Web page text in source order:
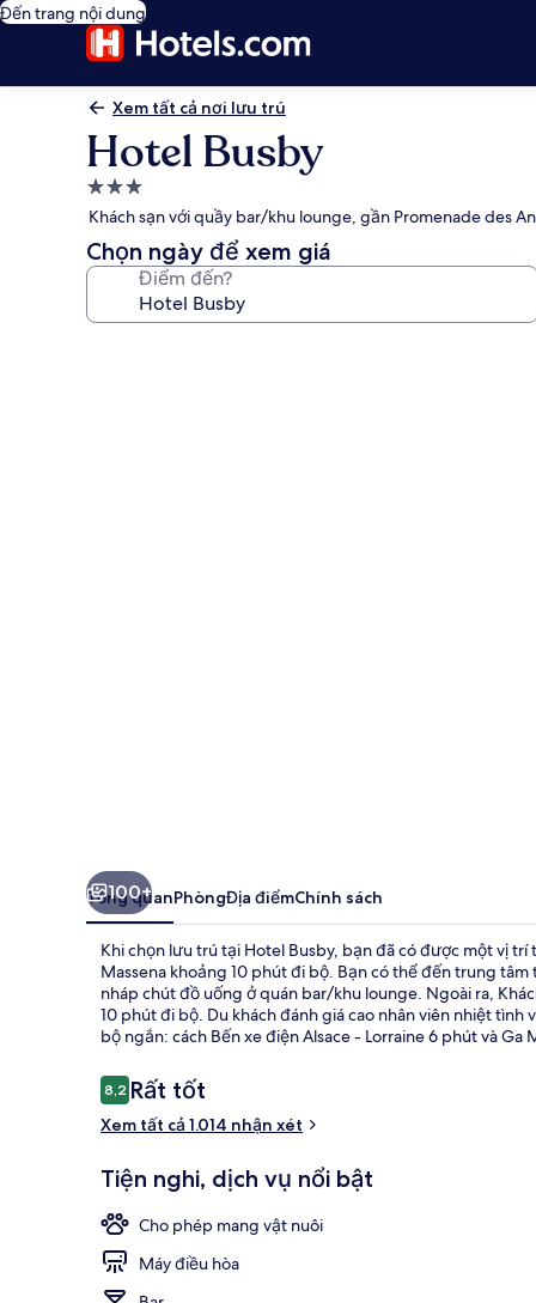
Đến trang nội dung
Xem tất cả nơi lưu trú
Hotel Busby
Nơi
lưu
trú
3.0
Khách sạn với quầy bar/khu lounge, gần Promenade des
Chọn ngày để xem giá
Điểm đến?
100+
Tổng quanPhòngĐịa điểmChính sách
Khi chọn lưu trú tại Hotel Busby, bạn đã có được một vị
Massena khoảng 10 phút đi bộ. Bạn có thể đến trung
nháp chút đồ uống ở quán bar/khu lounge. Ngoài ra,
10 phút đi bộ. Du khách đánh giá cao nhân viên nhiệt
bộ ngắn: cách Bến xe điện Alsace - Lorraine 6 phút và Ga
Nhận
xét
8,28,2 trên 10,
Rất tốt
Xem tất cả 1.014 nhận xét
Tiện nghi, dịch vụ nổi bật
Cho phép mang vật nuôi
Máy điều hòa